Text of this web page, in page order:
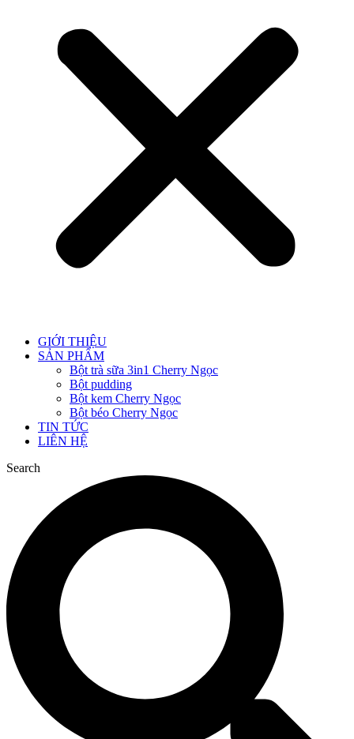
GIỚI THIỆU
SẢN PHẨM
Bột trà sữa 3in1 Cherry Ngọc
Bột pudding
Bột kem Cherry Ngọc
Bột béo Cherry Ngọc
TIN TỨC
LIÊN HỆ
Search